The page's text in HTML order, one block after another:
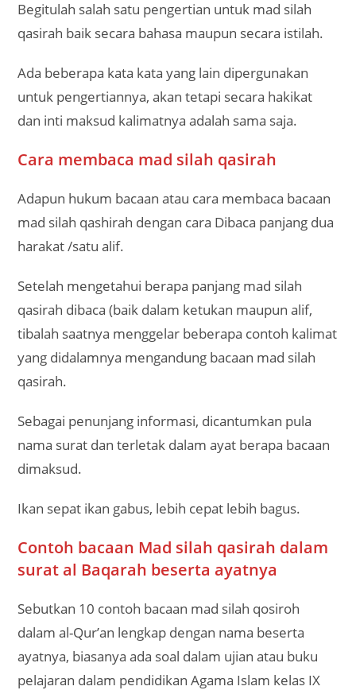
Begitulah salah satu pengertian untuk mad silah
qasirah baik secara bahasa maupun secara istilah.
Ada beberapa kata kata yang lain dipergunakan
untuk pengertiannya, akan tetapi secara hakikat
dan inti maksud kalimatnya adalah sama saja.
Cara membaca mad silah qasirah
Adapun hukum bacaan atau cara membaca bacaan
mad silah qashirah dengan cara Dibaca panjang dua
harakat /satu alif.
Setelah mengetahui berapa panjang mad silah
qasirah dibaca (baik dalam ketukan maupun alif,
tibalah saatnya menggelar beberapa contoh kalimat
yang didalamnya mengandung bacaan mad silah
qasirah.
Sebagai penunjang informasi, dicantumkan pula
nama surat dan terletak dalam ayat berapa bacaan
dimaksud.
Ikan sepat ikan gabus, lebih cepat lebih bagus.
Contoh bacaan Mad silah qasirah dalam
surat al Baqarah beserta ayatnya
Sebutkan 10 contoh bacaan mad silah qosiroh
dalam al-Qur’an lengkap dengan nama beserta
ayatnya, biasanya ada soal dalam ujian atau buku
pelajaran dalam pendidikan Agama Islam kelas IX